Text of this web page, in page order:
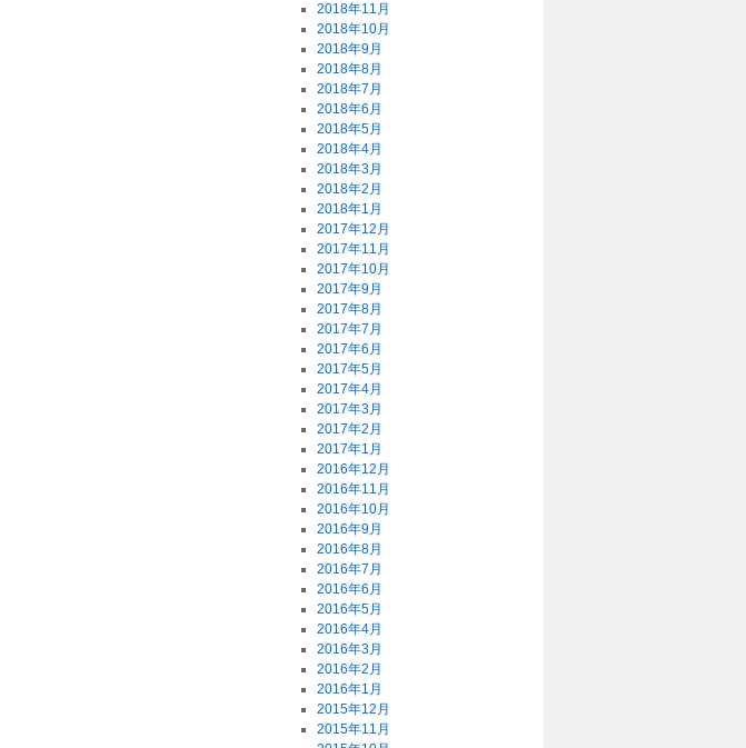
2018年11月
2018年10月
2018年9月
2018年8月
2018年7月
2018年6月
2018年5月
2018年4月
2018年3月
2018年2月
2018年1月
2017年12月
2017年11月
2017年10月
2017年9月
2017年8月
2017年7月
2017年6月
2017年5月
2017年4月
2017年3月
2017年2月
2017年1月
2016年12月
2016年11月
2016年10月
2016年9月
2016年8月
2016年7月
2016年6月
2016年5月
2016年4月
2016年3月
2016年2月
2016年1月
2015年12月
2015年11月